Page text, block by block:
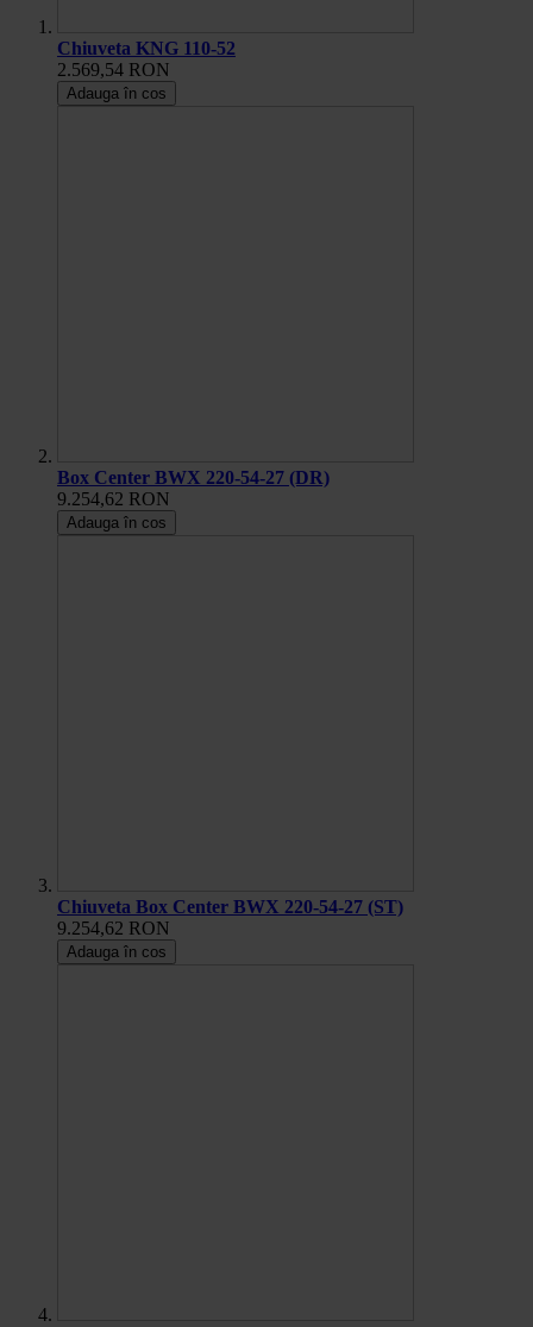
Chiuveta KNG 110-52
2.569,54 RON
Adauga în cos
Box Center BWX 220-54-27 (DR)
9.254,62 RON
Adauga în cos
Chiuveta Box Center BWX 220-54-27 (ST)
9.254,62 RON
Adauga în cos